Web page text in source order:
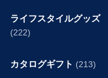
ライフスタイルグッズ
(222)
カタログギフト (213)